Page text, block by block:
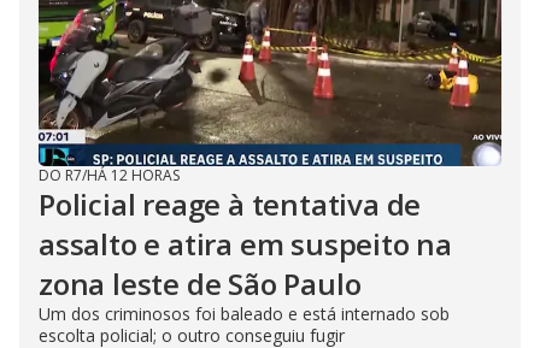
DO R7/HÁ 12 HORAS
Policial reage à tentativa de
assalto e atira em suspeito na
zona leste de São Paulo
Um dos criminosos foi baleado e está internado sob
escolta policial; o outro conseguiu fugir